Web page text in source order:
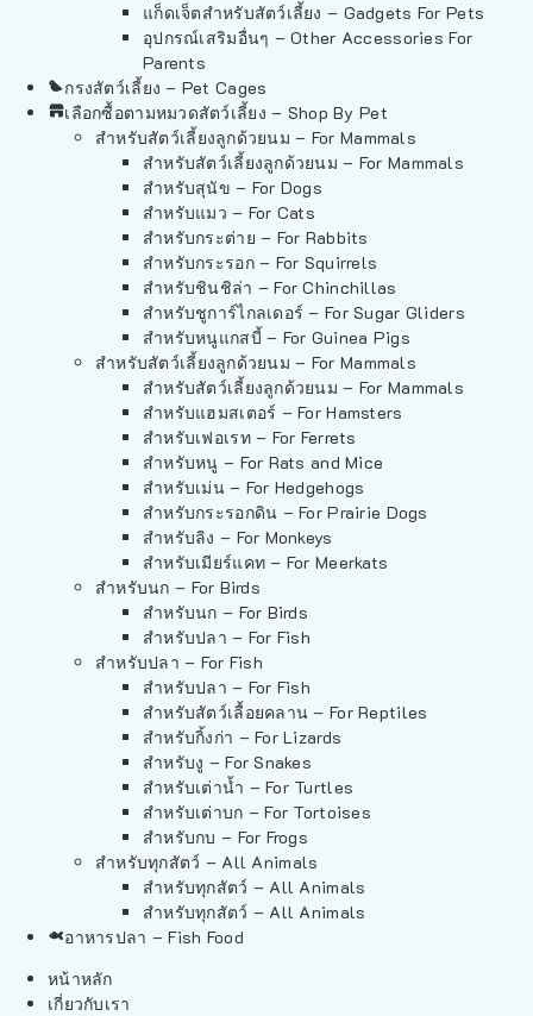
แก็ดเจ็ตสำหรับสัตว์เลี้ยง – Gadgets For Pets
อุปกรณ์เสริมอื่นๆ – Other Accessories For
Parents
กรงสัตว์เลี้ยง – Pet Cages
เลือกซื้อตามหมวดสัตว์เลี้ยง – Shop By Pet
สำหรับสัตว์เลี้ยงลูกด้วยนม – For Mammals
สำหรับสัตว์เลี้ยงลูกด้วยนม – For Mammals
สำหรับสุนัข – For Dogs
สำหรับแมว – For Cats
สำหรับกระต่าย – For Rabbits
สำหรับกระรอก – For Squirrels
สำหรับชินชิล่า – For Chinchillas
สำหรับชูการ์ไกลเดอร์ – For Sugar Gliders
สำหรับหนูแกสบี้ – For Guinea Pigs
สำหรับสัตว์เลี้ยงลูกด้วยนม – For Mammals
สำหรับสัตว์เลี้ยงลูกด้วยนม – For Mammals
สำหรับแฮมสเตอร์ – For Hamsters
สำหรับเฟอเรท – For Ferrets
สำหรับหนู – For Rats and Mice
สำหรับเม่น – For Hedgehogs
สำหรับกระรอกดิน – For Prairie Dogs
สำหรับลิง – For Monkeys
สำหรับเมียร์แคท – For Meerkats
สำหรับนก – For Birds
สำหรับนก – For Birds
สำหรับปลา – For Fish
สำหรับปลา – For Fish
สำหรับปลา – For Fish
สำหรับสัตว์เลื้อยคลาน – For Reptiles
สำหรับกิ้งก่า – For Lizards
สำหรับงู – For Snakes
สำหรับเต่าน้ำ – For Turtles
สำหรับเต่าบก – For Tortoises
สำหรับกบ – For Frogs
สำหรับทุกสัตว์ – All Animals
สำหรับทุกสัตว์ – All Animals
สำหรับทุกสัตว์ – All Animals
อาหารปลา – Fish Food
หน้าหลัก
เกี่ยวกับเรา